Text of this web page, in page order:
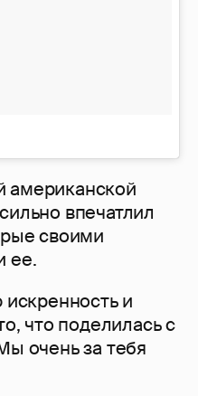
сильно впечатлил
своими
ее.
и
что поделилась с
очень за тебя